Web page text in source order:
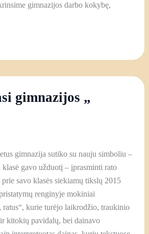
gimnazijos darbo kokybę,
gimnazijos „
gimnazija sutiko su nauju simboliu –
gavo užduotį – įprasminti rato
savo klasės siekiamų tikslų 2015
renginyje mokiniai
ratus“, kurie turėjo laikrodžio, traukinio
kitokių pavidalų, bei dainavo